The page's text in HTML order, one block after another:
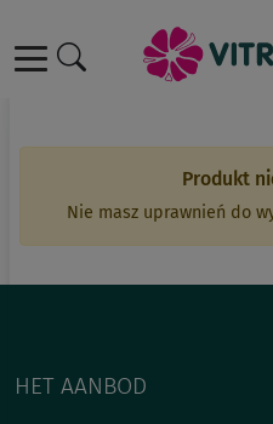
Produkt
Nie masz uprawnień do
HET AANBOD